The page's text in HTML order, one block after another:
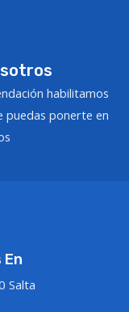
habilitamos
puedas ponerte en
Salta